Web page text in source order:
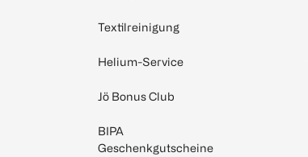
Textilreinigung
Helium-Service
Jö Bonus Club
BIPA
Geschenkgutscheine